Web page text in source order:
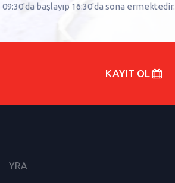
09:30'da başlayıp 16:30'da sona ermektedir.
KAYIT OL
YRA